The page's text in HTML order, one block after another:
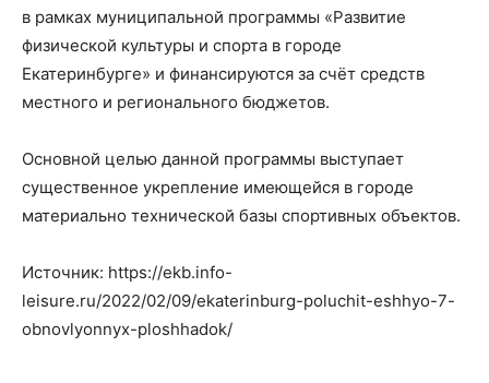
в рамках муниципальной программы «Развитие
физической культуры и спорта в городе
Екатеринбурге» и финансируются за счёт средств
местного и регионального бюджетов.
Основной целью данной программы выступает
существенное укрепление имеющейся в городе
материально технической базы спортивных объектов.
Источник: https://ekb.info-
leisure.ru/2022/02/09/ekaterinburg-poluchit-eshhyo-7-
obnovlyonnyx-ploshhadok/